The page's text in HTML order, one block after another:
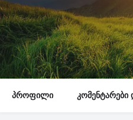
პროფილი კომენტარები